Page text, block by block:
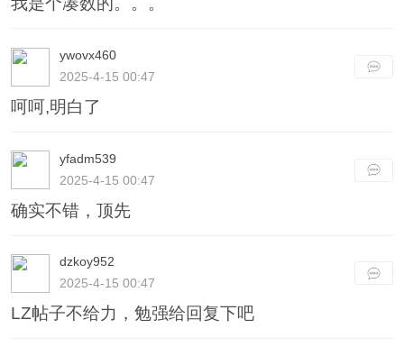
ywovx460
2025-4-15 00:47
呵呵,明白了
yfadm539
2025-4-15 00:47
确实不错，顶先
dzkoy952
2025-4-15 00:47
LZ帖子不给力，勉强给回复下吧